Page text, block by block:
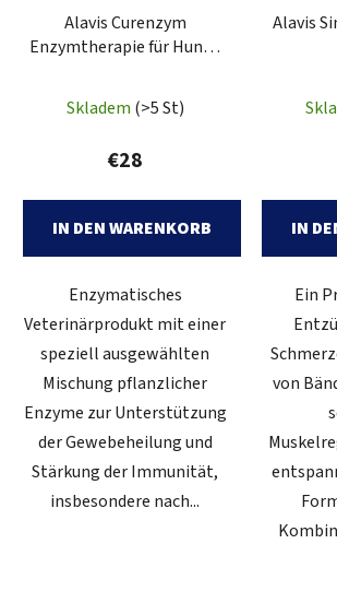
Alavis Curenzym
Enzymtherapie für Hunde
Skladem (>5 St)
€28
IN DEN WARENKORB
Enzymatisches
Veterinärprodukt mit einer
speziell ausgewählten
Mischung pflanzlicher
Enzyme zur Unterstützung
der Gewebeheilung und
Stärkung der Immunität,
insbesondere nach...
Alavis
IN
Ein
von